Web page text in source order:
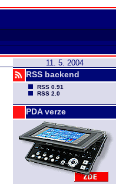
11. 5. 2004
RSS backend
RSS 0.91
RSS 2.0
PDA verze